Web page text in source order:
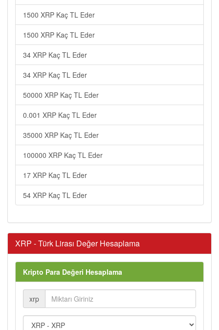
1500 XRP Kaç TL Eder
1500 XRP Kaç TL Eder
34 XRP Kaç TL Eder
34 XRP Kaç TL Eder
50000 XRP Kaç TL Eder
0.001 XRP Kaç TL Eder
35000 XRP Kaç TL Eder
100000 XRP Kaç TL Eder
17 XRP Kaç TL Eder
54 XRP Kaç TL Eder
XRP - Türk Lirası Değer Hesaplama
Kripto Para Değeri Hesaplama
xrp